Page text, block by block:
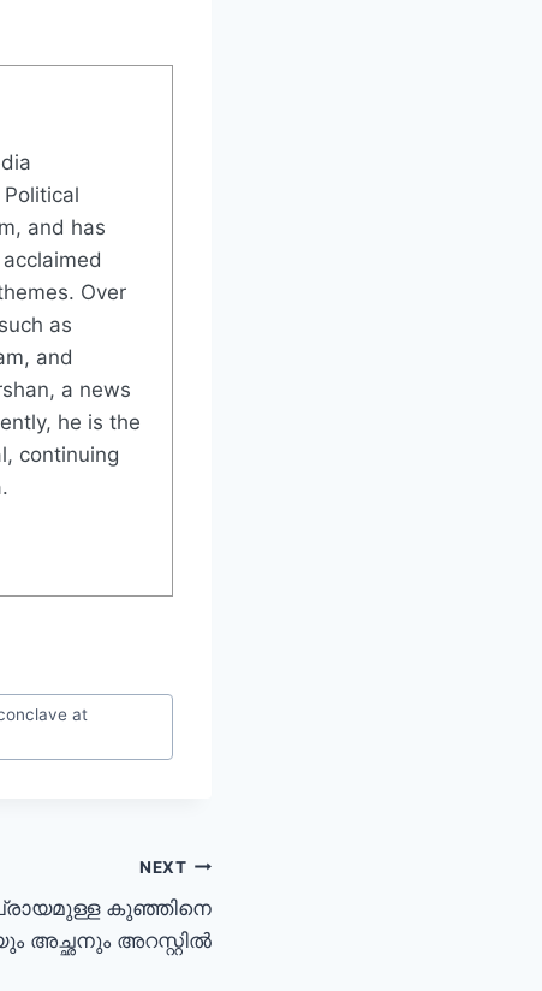
and has
Over
as
and
a news
he is the
continuing
at
NEXT
കുഞ്ഞിനെ
അച്ഛനും അറസ്റ്റിൽ